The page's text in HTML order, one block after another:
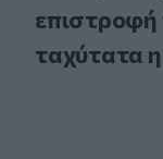
επιστροφή
ταχύτατα